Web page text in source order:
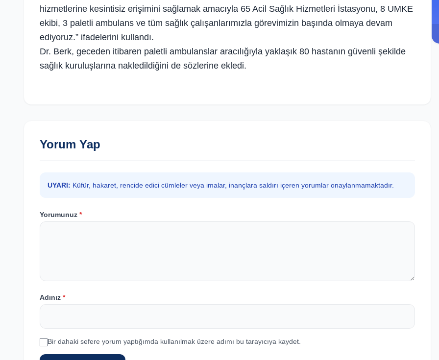
hizmetlerine kesintisiz erişimini sağlamak amacıyla 65 Acil Sağlık Hizmetleri İstasyonu, 8 UMKE
ekibi, 3 paletli ambulans ve tüm sağlık çalışanlarımızla görevimizin başında olmaya devam
ediyoruz.” ifadelerini kullandı.
Dr. Berk, geceden itibaren paletli ambulanslar aracılığıyla yaklaşık 80 hastanın güvenli şekilde
sağlık kuruluşlarına nakledildiğini de sözlerine ekledi.
Yorum Yap
UYARI: Küfür, hakaret, rencide edici cümleler veya imalar, inançlara saldırı içeren yorumlar onaylanmamaktadır.
Yorumunuz *
Adınız *
Bir dahaki sefere yorum yaptığımda kullanılmak üzere adımı bu tarayıcıya kaydet.